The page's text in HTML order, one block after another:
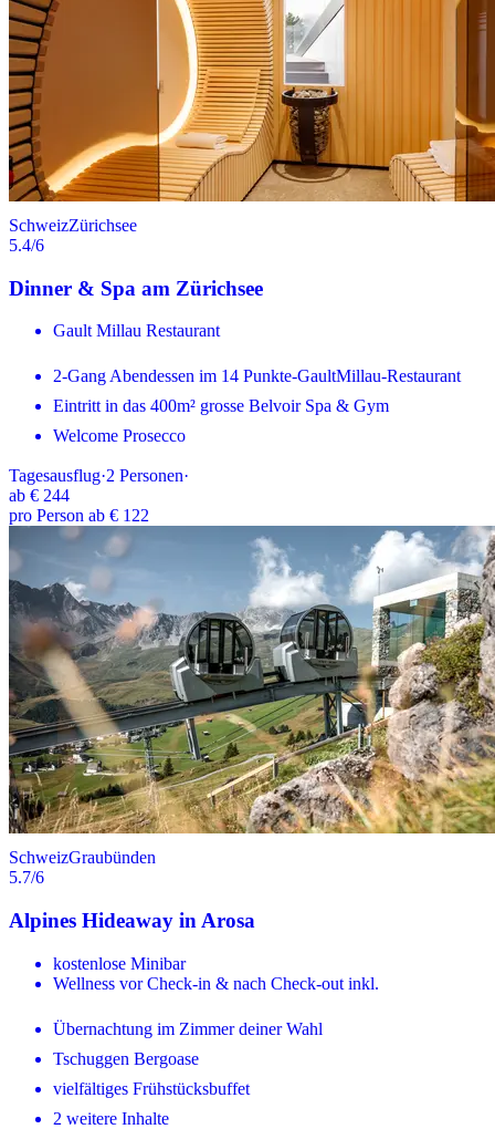
SchweizZürichsee
5.4/6
Dinner & Spa am Zürichsee
Gault Millau Restaurant
2-Gang Abendessen im 14 Punkte-GaultMillau-Restaurant
Eintritt in das 400m² grosse Belvoir Spa & Gym
Welcome Prosecco
Tagesausflug·2 Personen·
ab € 244
pro Person ab € 122
SchweizGraubünden
5.7/6
Alpines Hideaway in Arosa
kostenlose Minibar
Wellness vor Check-in & nach Check-out inkl.
Übernachtung im Zimmer deiner Wahl
Tschuggen Bergoase
vielfältiges Frühstücksbuffet
2 weitere Inhalte